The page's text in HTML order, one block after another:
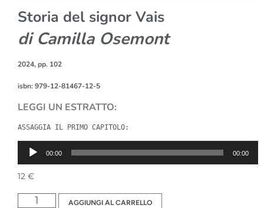
Storia del signor Vais
di Camilla Osemont
2024, pp. 102
isbn: 979-12-81467-12-5
LEGGI UN ESTRATTO:
ASSAGGIA IL PRIMO CAPITOLO:
Audio
Player
00:00 00:00
12 €
AGGIUNGI AL CARRELLO